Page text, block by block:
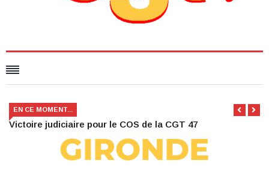
EN CE MOMENT...
Victoire judiciaire pour le COS de la CGT 47
GIRONDE